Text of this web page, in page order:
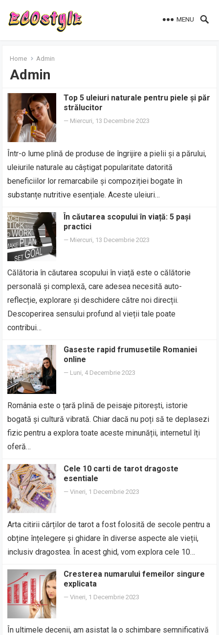
MENU
Home Admin
Admin
Top 5 uleiuri naturale pentru piele și păr
strălucitor
— Miercuri, 13 Decembrie 2023
Într-o lume plină de produse de îngrijire a pielii și a părului,
uleiurile naturale au câștigat popularitate datorită
beneficiilor lor remarcabile și compoziției bogate în
substanțe nutritive esențiale. Aceste uleiuri…
În căutarea scopului în viață: 5 pași
practici
— Miercuri, 13 Decembrie 2023
Călătoria în căutarea scopului în viață este o călătorie
personală și complexă, care adesea necesită auto-
reflecție, explorare și deschidere către noi direcții.
Descoperirea sensului profund al vieții tale poate
contribui…
Gaseste rapid frumusetile Romaniei
online
— Luni, 4 Decembrie 2023
România este o țară plină de peisaje pitorești, istorie
bogată și cultură vibrată. Chiar dacă nu poți să te deplasezi
fizic pentru a explora toate aceste minunății, internetul îți
oferă…
Cele 10 carti de tarot dragoste
esentiale
—Vineri, 1 Decembrie 2023
Arta citirii cărților de tarot a fost folosită de secole pentru a
obține înțelegere și ghidare în diverse aspecte ale vieții,
inclusiv dragostea. În acest ghid, vom explora cele 10…
Cresterea numarului femeilor singure
explicata
—Vineri, 1 Decembrie 2023
În ultimele decenii, am asistat la o schimbare semnificativă